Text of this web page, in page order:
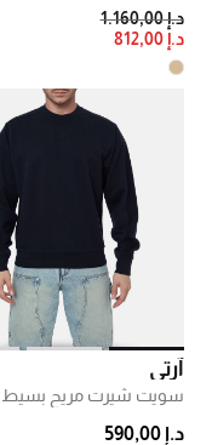
PRICE REDUCED FROM
د.إ 1.160,00
TO
د.إ 812,00
آرتي
سويت شيرت مريح بسيط
د.إ 590,00